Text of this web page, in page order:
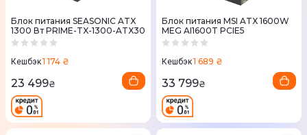
Блок питания SEASONIC ATX
1300 Вт PRIME-TX-1300-ATX30
Кешбэк1 174 ₴
23 499₴
Блок питания MSI ATX 1600W
MEG AI1600T PCIE5
Кешбэк1 689 ₴
33 799₴